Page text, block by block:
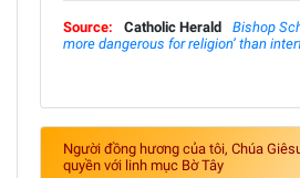
Source: Catholic Herald
Bishop
more dangerous for religion’ than
Người đồng hương của tôi, Chúa
quyền với linh mục Bờ Tây